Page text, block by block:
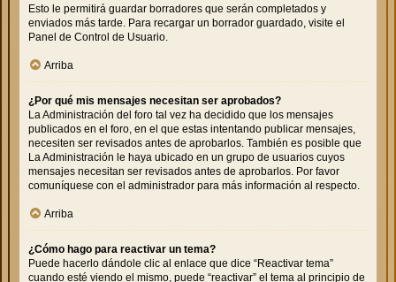
Esto le permitirá guardar borradores que serán completados y
enviados más tarde. Para recargar un borrador guardado, visite el
Panel de Control de Usuario.
Arriba
¿Por qué mis mensajes necesitan ser aprobados?
La Administración del foro tal vez ha decidido que los mensajes
publicados en el foro, en el que estas intentando publicar mensajes,
necesiten ser revisados antes de aprobarlos. También es posible que
La Administración le haya ubicado en un grupo de usuarios cuyos
mensajes necesitan ser revisados antes de aprobarlos. Por favor
comuníquese con el administrador para más información al respecto.
Arriba
¿Cómo hago para reactivar un tema?
Puede hacerlo dándole clic al enlace que dice “Reactivar tema”
cuando esté viendo el mismo, puede “reactivar” el tema al principio de